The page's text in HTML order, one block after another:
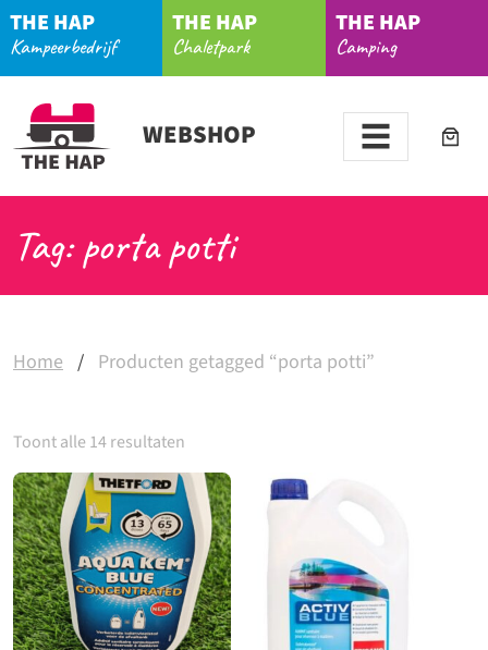
THE HAP
Kampeerbedrijf
THE HAP
Chaletpark
THE HAP
Camping
WEBSHOP
Tag: porta potti
Home / Producten getagged “porta potti”
Toont alle 14 resultaten